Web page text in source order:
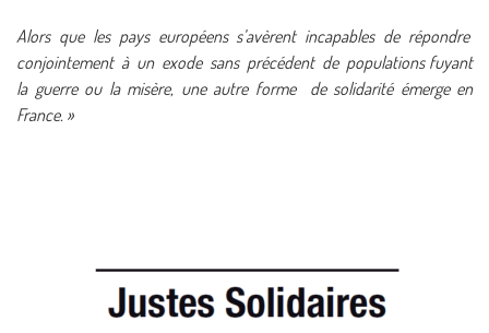
Alors que les pays européens s’avèrent incapables de répondre
conjointement à un exode sans précédent de populations fuyant
la guerre ou la misère, une autre forme de solidarité émerge en
France. »